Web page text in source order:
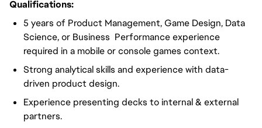
Qualifications:
5 years of Product Management, Game Design, Data
Science, or Business Performance experience
required in a mobile or console games context.
Strong analytical skills and experience with data-
driven product design.
Experience presenting decks to internal & external
partners.